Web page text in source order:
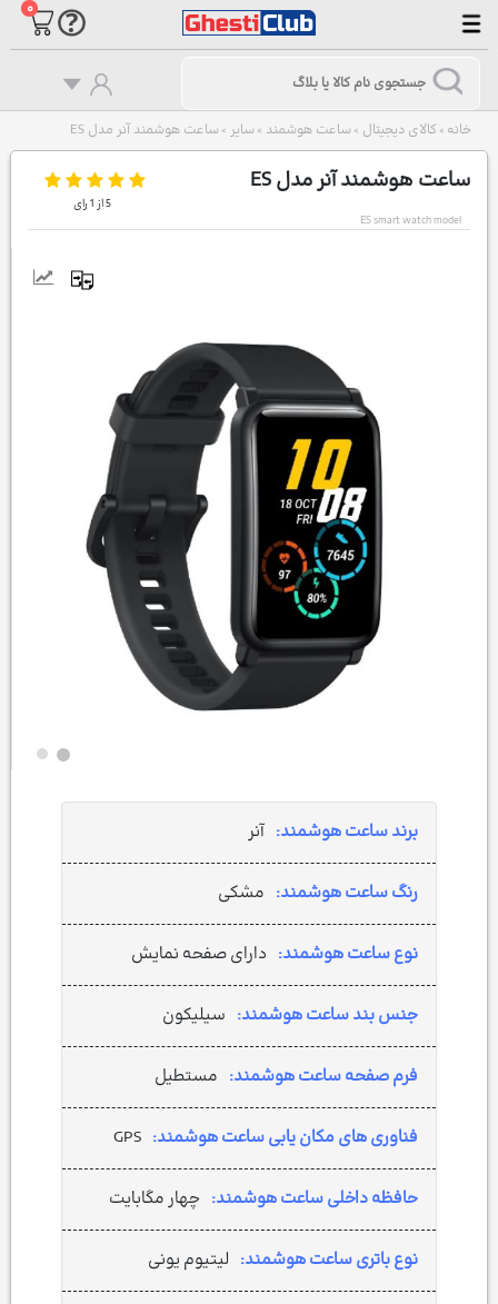
۰
خانه > کالای دیجیتال > ساعت هوشمند > سایر > ساعت هوشمند آنر مدل ES
ساعت هوشمند آنر مدل ES
5از 1رای
ES smart watch model
برند ساعت هوشمند: آنر
رنگ ساعت هوشمند: مشکی
نوع ساعت هوشمند: دارای صفحه نمایش
جنس بند ساعت هوشمند: سیلیکون
فرم صفحه ساعت هوشمند: مستطیل
فناوری های مکان یابی ساعت هوشمند: GPS
حافظه داخلی ساعت هوشمند: چهار مگابایت
نوع باتری ساعت هوشمند: لیتیوم یونی